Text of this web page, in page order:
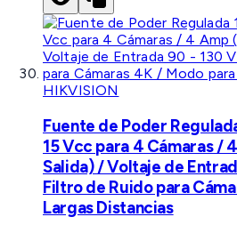
HIKVISION
Fuente de Poder
15 Vcc para 4 Cámaras /
Salida) / Voltaje de
Filtro de Ruido para
Largas Distancias